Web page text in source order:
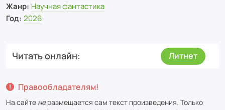
Жанр: Научная фантастика
Год: 2026
Читать онлайн Литнет
Правообладателям!
На сайте неразмещается сам текст произведения. Только